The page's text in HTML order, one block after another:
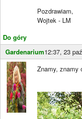
Do góry
Pozdrawiam,
Wojtek - LM
Gardenarium12:37, 23
Znamy, znamy